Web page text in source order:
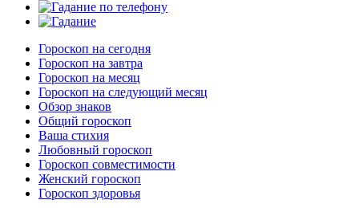
Гороскоп на сегодня
Гороскоп на завтра
Гороскоп на месяц
Гороскоп на следующий месяц
Обзор знаков
Общий гороскоп
Ваша стихия
Любовный гороскоп
Гороскоп совместимости
Женский гороскоп
Гороскоп здоровья